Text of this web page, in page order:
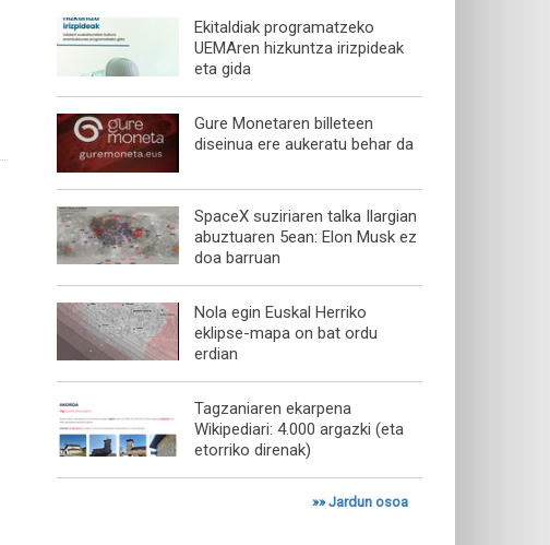
Ekitaldiak programatzeko
UEMAren hizkuntza irizpideak
eta gida
Gure Monetaren billeteen
diseinua ere aukeratu behar da
SpaceX suziriaren talka Ilargian
abuztuaren 5ean: Elon Musk ez
doa barruan
Nola egin Euskal Herriko
eklipse-mapa on bat ordu
erdian
Tagzaniaren ekarpena
Wikipediari: 4.000 argazki (eta
etorriko direnak)
»»Jardun osoa